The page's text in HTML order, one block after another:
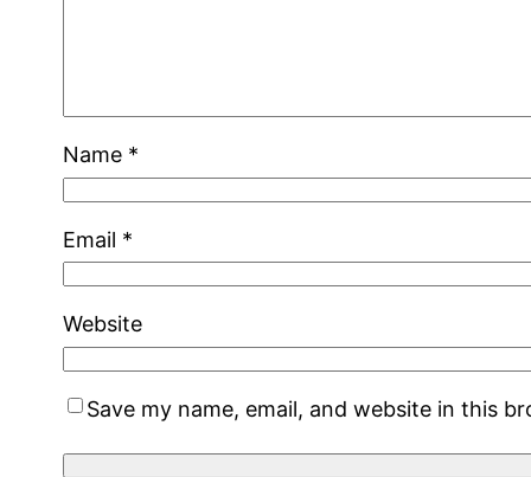
Name *
Email *
Website
Save my name, email, and website in this